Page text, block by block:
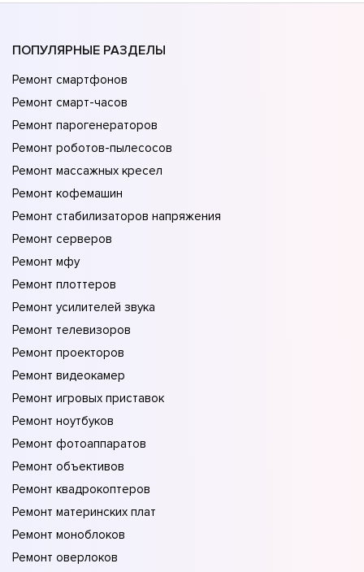
ПОПУЛЯРНЫЕ РАЗДЕЛЫ
Ремонт смартфонов
Ремонт смарт-часов
Ремонт парогенераторов
Ремонт роботов-пылесосов
Ремонт массажных кресел
Ремонт кофемашин
Ремонт стабилизаторов напряжения
Ремонт серверов
Ремонт мфу
Ремонт плоттеров
Ремонт усилителей звука
Ремонт телевизоров
Ремонт проекторов
Ремонт видеокамер
Ремонт игровых приставок
Ремонт ноутбуков
Ремонт фотоаппаратов
Ремонт объективов
Ремонт квадрокоптеров
Ремонт материнских плат
Ремонт моноблоков
Ремонт оверлоков